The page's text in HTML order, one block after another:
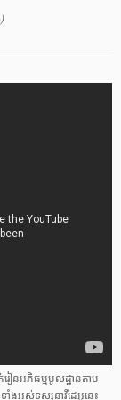
រៀនអភិធម្មមូលដ្ឋានតាម
ាំងអស់ទស្សនាវីដេអូនេះ